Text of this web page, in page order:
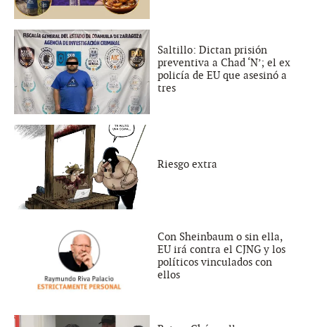
Saltillo: Dictan prisión
preventiva a Chad ‘N’; el ex
policía de EU que asesinó a
tres
Riesgo extra
Con Sheinbaum o sin ella,
EU irá contra el CJNG y los
políticos vinculados con
ellos